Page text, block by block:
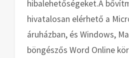
hibalehetőségeket.A
hivatalosan elérhető a
áruházban, és Windows,
böngészős Word Online